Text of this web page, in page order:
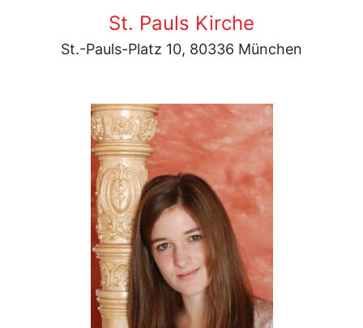
St. Pauls Kirche
St.-Pauls-Platz 10, 80336 München